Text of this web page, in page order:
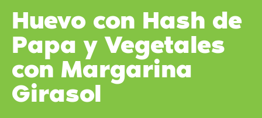
Huevo con Hash de
Papa y Vegetales
con Margarina
Girasol